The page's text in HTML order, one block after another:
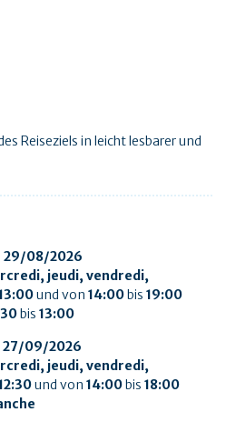
Reiseziels in leicht lesbarer und
29/08/2026
jeudi, vendredi,
und von 14:00bis 19:00
bis 13:00
27/09/2026
jeudi, vendredi,
und von 14:00bis 18:00